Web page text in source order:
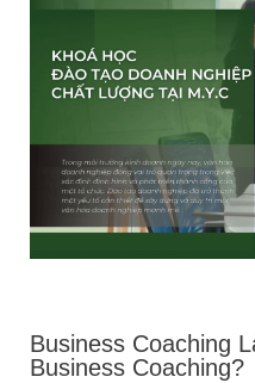
Business Coaching
Business Coaching?